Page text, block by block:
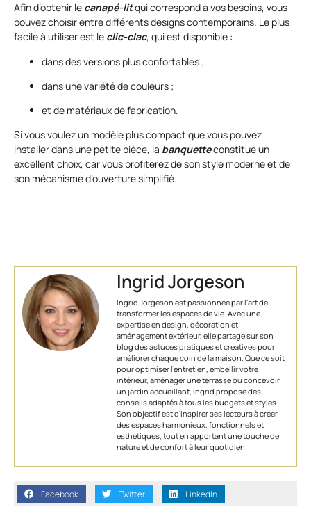
Afin d’obtenir le canapé-litqui correspond à vos besoins, vous
pouvez choisir entre différents designs contemporains. Le plus
facile à utiliser est le clic-clac, qui est disponible :
dans des versions plus confortables ;
dans une variété de couleurs ;
et de matériaux de fabrication.
Si vous voulez un modèle plus compact que vous pouvez
installer dans une petite pièce, la banquetteconstitue un
excellent choix, car vous profiterez de son style moderne et de
son mécanisme d’ouverture simplifié.
Ingrid Jorgeson
Ingrid Jorgeson est passionnée par l'art de
transformer les espaces de vie. Avec une
expertise en design, décoration et
aménagement extérieur, elle partage sur son
blog des astuces pratiques et créatives pour
améliorer chaque coin de la maison. Que ce soit
pour optimiser l’entretien, embellir votre
intérieur, aménager une terrasse ou concevoir
un jardin accueillant, Ingrid propose des
conseils adaptés à tous les budgets et styles.
Son objectif est d'inspirer ses lecteurs à créer
des espaces harmonieux, fonctionnels et
esthétiques, tout en apportant une touche de
nature et de confort à leur quotidien.
Facebook Twitter LinkedIn